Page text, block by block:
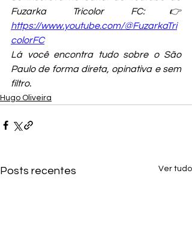
Fuzarka Tricolor FC:👉
https://www.youtube.com/@FuzarkaTri
colorFC
Lá você encontra tudo sobre o São
Paulo de forma direta, opinativa e sem
filtro.
Hugo Oliveira
Posts recentes Ver tudo